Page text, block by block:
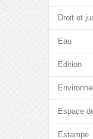
Droit et
Eau
Edition
Espace
Estampe